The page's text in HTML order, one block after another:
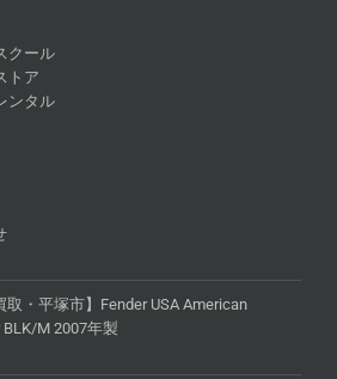
クール
トア
ンタル
取・平塚市】Fender USA American
M 2007年製